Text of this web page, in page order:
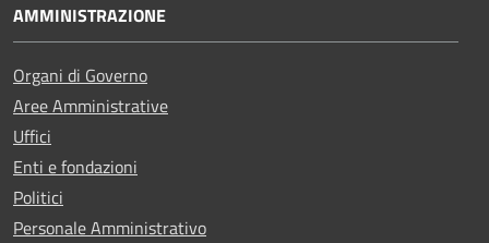
AMMINISTRAZIONE
Organi di Governo
Aree Amministrative
Uffici
Enti e fondazioni
Politici
Personale Amministrativo